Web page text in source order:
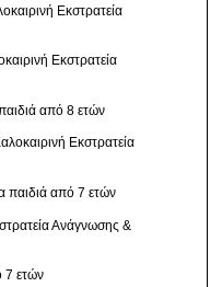
Εκστρατεία
Εκστρατεία
από 8 ετών
Εκστρατεία
από 7 ετών
Ανάγνωσης &
ετών